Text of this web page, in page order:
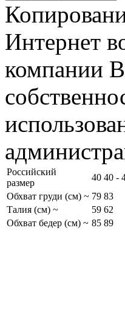
Интернет
компании
Российский
размер
40 40 -
Обхват груди (см) ~ 79 83
Талия (см) ~
59 62
Обхват бедер (см) ~ 85 89